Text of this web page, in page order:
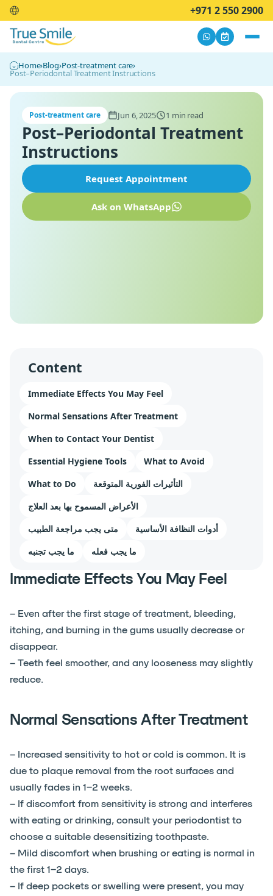
+971 2 550 2900
Home›Blog›Post-treatment care›
Post–Periodontal Treatment Instructions
Post-treatment care Jun 6, 2025 1 min read
Post–Periodontal Treatment
Instructions
Request Appointment
Ask on WhatsApp
Immediate Effects You May Feel
– Even after the first stage of treatment, bleeding,
itching, and burning in the gums usually decrease or
disappear.
– Teeth feel smoother, and any looseness may slightly
reduce.
Normal Sensations After Treatment
– Increased sensitivity to hot or cold is common. It is
due to plaque removal from the root surfaces and
usually fades in 1–2 weeks.
– If discomfort from sensitivity is strong and interferes
with eating or drinking, consult your periodontist to
choose a suitable desensitizing toothpaste.
– Mild discomfort when brushing or eating is normal in
the first 1–2 days.
– If deep pockets or swelling were present, you may
Content
Immediate Effects You May Feel
Normal Sensations After Treatment
When to Contact Your Dentist
Essential Hygiene Tools
What to Avoid
What to Do
التأثيرات الفورية المتوقعة
الأعراض المسموح بها بعد العلاج
متى يجب مراجعة الطبيب
أدوات النظافة الأساسية
ما يجب تجنبه
ما يجب فعله